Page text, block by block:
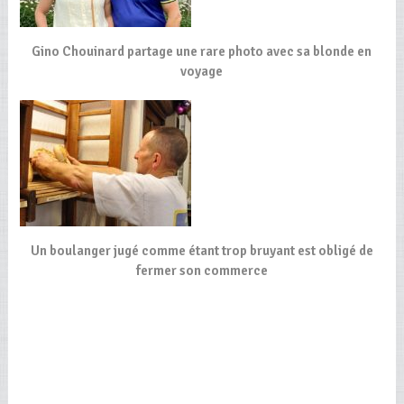
Gino Chouinard partage une rare photo avec sa blonde en
voyage
Un boulanger jugé comme étant trop bruyant est obligé de
fermer son commerce